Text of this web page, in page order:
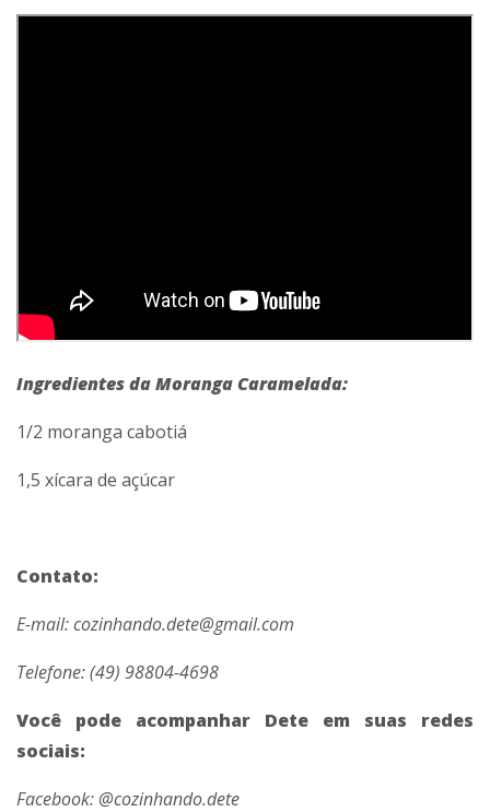
Ingredientes da Moranga Caramelada:
1/2 moranga cabotiá
1,5 xícara de açúcar
Contato:
E-mail: cozinhando.dete@gmail.com
Telefone: (49) 98804-4698
Você pode acompanhar Dete em suas redes
sociais:
Facebook: @cozinhando.dete